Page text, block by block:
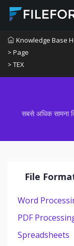
Knowledge Base
> Page
> TEX
सबसे अधिक सामना
File
Word
PDF
Spreadsheets